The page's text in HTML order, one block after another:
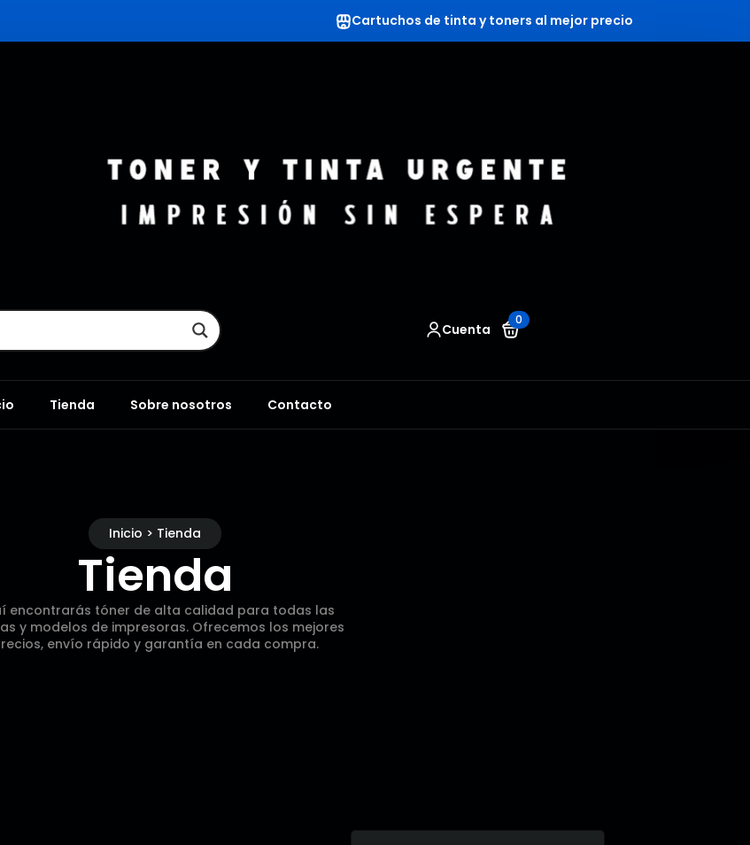
Cartuchos de tinta y toners al mejor precio
Cuenta
0
Tienda Sobre nosotros Contacto
Inicio > Tienda
Tienda
encontrarás tóner de alta calidad para todas las
y modelos de impresoras. Ofrecemos los mejores
envío rápido y garantía en cada compra.